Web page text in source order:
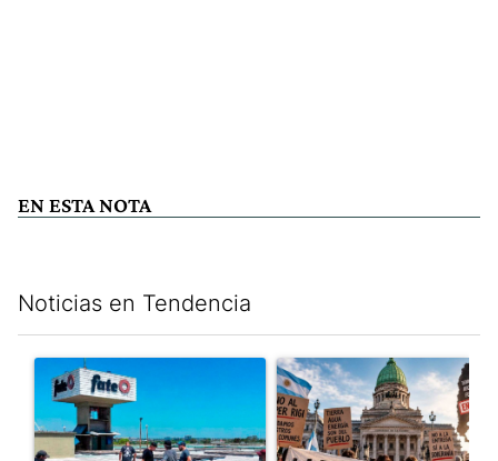
EN ESTA NOTA
Noticias en Tendencia
Un artículo de tendencia con el título "Récord histórico de
Un artículo de tendencia con